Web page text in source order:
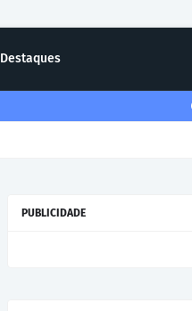
Destaques
PUBLICIDADE